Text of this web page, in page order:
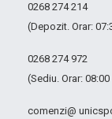
0268 274 214
(Depozit. Orar:
0268 274 972
(Sediu. Orar: 08:00
comenzi@